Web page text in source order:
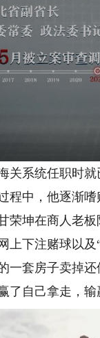
系统任职时就
程中，他逐渐嗜
坤在商人老板
上下注赌球以
一套房子卖掉
了自己拿走，输